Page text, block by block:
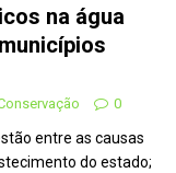
na água
0
entre as causas
do estado;